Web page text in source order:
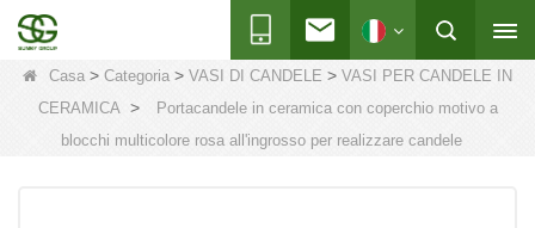
Casa > Categoria > VASI DI CANDELE > VASI PER CANDELE IN
CERAMICA >
Portacandele in ceramica con coperchio motivo a
blocchi multicolore rosa all'ingrosso per realizzare candele